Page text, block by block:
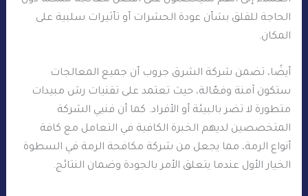
الحاجة للقلق بشأن عودة الحشرات أو تأثيرات سلبية على
المكان.
أيضًا، تضمن شركة الشرق جروب أن جميع المعالجات
ستكون آمنة وفعّالة، حيث تعتمد على تقنيات رش مبيدات
متطورة لا تضر بالبيئة أو الأفراد. كما أن فنيي الشركة
المتخصصين لديهم الخبرة الكافية في التعامل مع كافة
أنواع الرمة، مما يجعل من شركة مكافحة الرمة في السطوة
الخيار الأول عندما يتعلق الأمر بالجودة وضمان النتائج.